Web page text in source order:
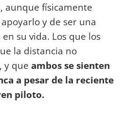
aunque físicamente
y de ser una
su vida. Los que los
la distancia no
y que ambos se sienten
a pesar de la reciente
piloto.